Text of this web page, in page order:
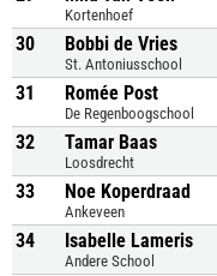
Kortenhoef
30 Bobbi de Vries
St. Antoniusschool
31 Romée Post
De Regenboogschool
32 Tamar Baas
Loosdrecht
33 Noe Koperdraad
Ankeveen
34 Isabelle Lameris
Andere School